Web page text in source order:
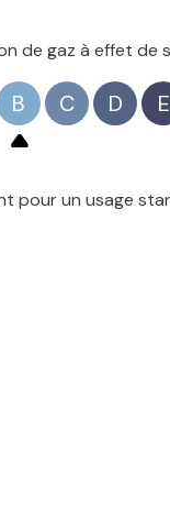
de gaz à effet de
B C D E
pour un usage